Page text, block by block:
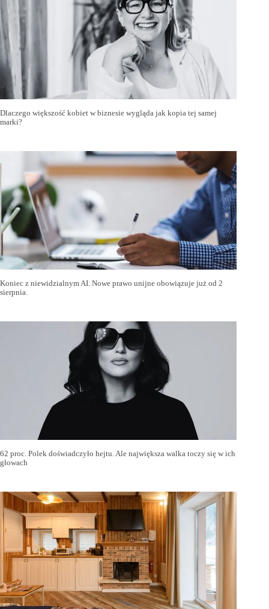
Dlaczego większość kobiet w biznesie wygląda jak kopia tej samej
marki?
Koniec z niewidzialnym AI. Nowe prawo unijne obowiązuje już od 2
sierpnia.
62 proc. Polek doświadczyło hejtu. Ale największa walka toczy się w ich
głowach